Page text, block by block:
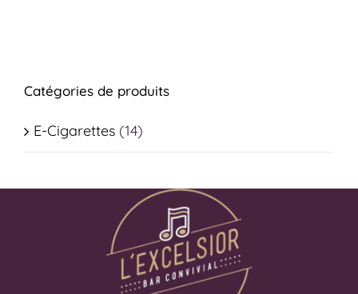
Catégories de produits
E-Cigarettes (14)